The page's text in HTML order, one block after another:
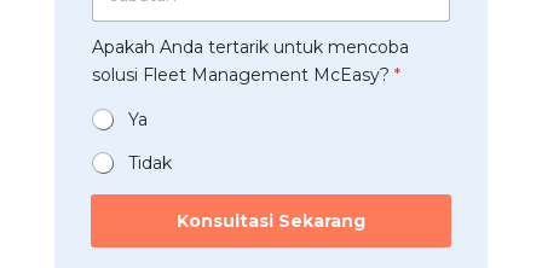
*
a
n
m
e
n
c
o
b
a
n
*
r
i
b
a
t
n
Apakah Anda tertarik untuk mencoba
solusi Fleet Management McEasy? *
Ya
Tidak
Konsultasi Sekarang